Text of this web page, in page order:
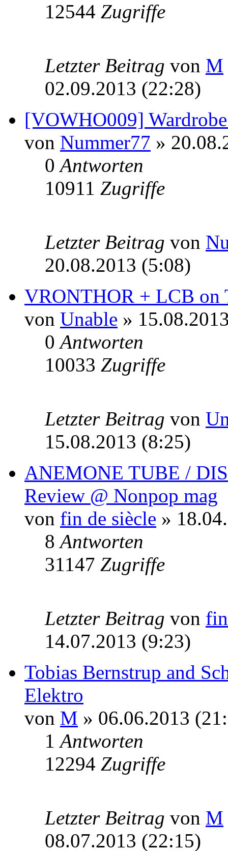
12544 Zugriffe
Letzter Beitrag von M
02.09.2013 (22:28)
[VOWHO009]
von Nummer77 »
0Antworten
10911 Zugriffe
Letzter Beitrag von
20.08.2013 (5:08)
VRONTHOR + LCB on
von Unable »
0Antworten
10033 Zugriffe
Letzter Beitrag von
15.08.2013 (8:25)
ANEMONE TUBE /
Review @ Nonpop mag
von fin de siècle »
8Antworten
31147 Zugriffe
Letzter Beitrag von
14.07.2013 (9:23)
Tobias Bernstrup and
Elektro
von M » 06.06.2013
1Antworten
12294 Zugriffe
Letzter Beitrag von M
08.07.2013 (22:15)